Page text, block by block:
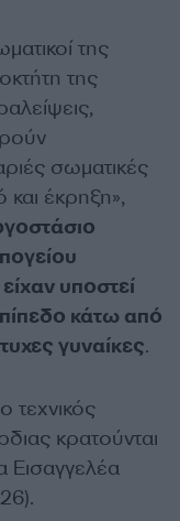
της
της
σωματικές
έκρηξη»,
υποστεί
κάτω από
γυναίκες.
τεχνικός
κρατούνται
Εισαγγελέα